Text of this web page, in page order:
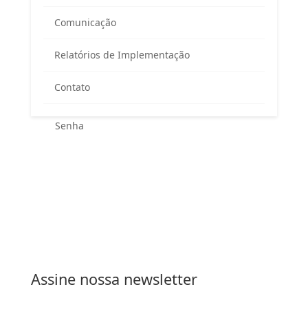
Comunicação
Relatórios de Implementação
Contato
Área exclusiva para os membros
do Comitê Guandu-RJ
Assine nossa newsletter